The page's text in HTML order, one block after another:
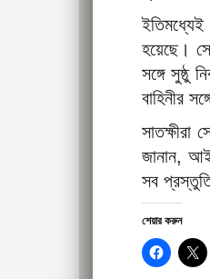
ইতিমধ্যেই
হয়েছে।
সঙ্গে সুষ্ঠু
বাহিনীর
সাতক্ষীরা
জানান,
সব
শেয়ার করুন